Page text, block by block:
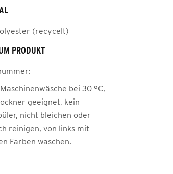
(recycelt)
PRODUKT
Maschinenwäsche bei 30 °C,
geeignet, kein
nicht bleichen oder
reinigen, von links mit
Farben waschen.